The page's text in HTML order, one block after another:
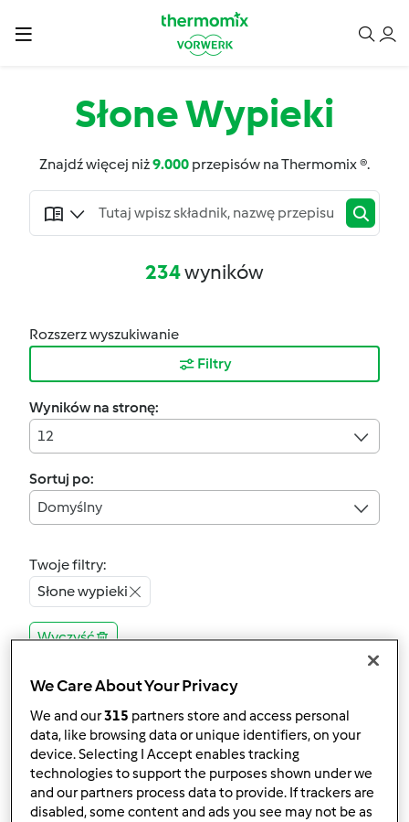
Słone Wypieki
Znajdź więcej niż9.000 przepisów na Thermomix ®.
234wyników
Rozszerz wyszukiwanie
Filtry
Wyników na stronę:
12
Sortuj po:
Domyślny
Twoje filtry:
Słone wypieki
Wyczyść
5.0(4)
PIERÓG PANI MAMY
czyli telefoniczne
pogotowie kulinarne
wg.Gosi L.
przezGość
We Care About Your Privacy
We and our315 partners store and access personal
data, like browsing data or unique identifiers, on your
device. Selecting I Accept enables tracking
technologies to support the purposes shown under we
and our partners process data to provide. If trackers are
disabled, some content and ads you see may not be as